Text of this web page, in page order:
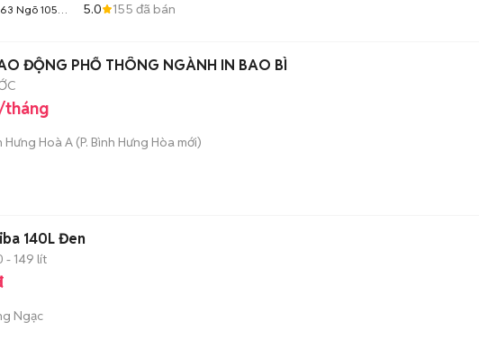
Ngõ 105
5.0 155 đã bán
ĐỘNG PHỔ THÔNG NGÀNH IN BAO BÌ
Hưng Hoà A (P. Bình Hưng Hòa mới)
140L Đen
- 149 lít
Ngạc